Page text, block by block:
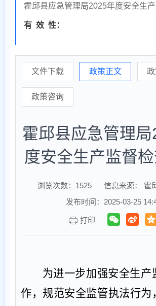
霍邱县应急管理局2025年度安全生
有 效 性：
文件下载 政策正文
政策咨询
霍邱县应急管理
度安全生产监督检
浏览次数： 1525
信息来源： 霍
发布时间：2025-03-25
打印
为进一步加强安全生产
作，规范安全监管执法行为